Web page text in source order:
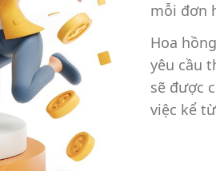
mỗi đơn
Hoa
yêu cầu
sẽ được
việc kể